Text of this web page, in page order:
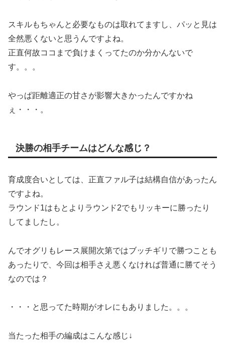
スキルもちゃんと必要なものは取れてますし、パッと見は
全然悪くないと思うんですよね。
正直何故ココまで負けまくってたのか分かんないで
す。。。
やっぱ距離適正の甘さが影響大きかったんですかね
ぇ・・・。
決勝の相手チームはどんな感じ？
育成度合いとしては、正直ファル子は結構自信があったん
ですよね。
ラウンド1はもとよりラウンド2でもリッキーに勝ったり
してましたし。
んでオグリもレース展開次第ではブッチギリで勝つことも
あったりで、今回は相手さえ悪くなければ普通に勝てそう
なのでは？
・・・と思ってた時期がオレにもありました。。。
当たった相手の編成はこんな感じ↓